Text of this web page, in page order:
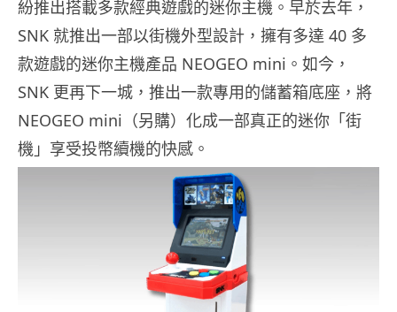
紛推出搭載多款經典遊戲的迷你主機。早於去年，
SNK 就推出一部以街機外型設計，擁有多達 40 多
款遊戲的迷你主機產品 NEOGEO mini。如今，
SNK 更再下一城，推出一款專用的儲蓄箱底座，將
NEOGEO mini（另購）化成一部真正的迷你「街
機」享受投幣續機的快感。